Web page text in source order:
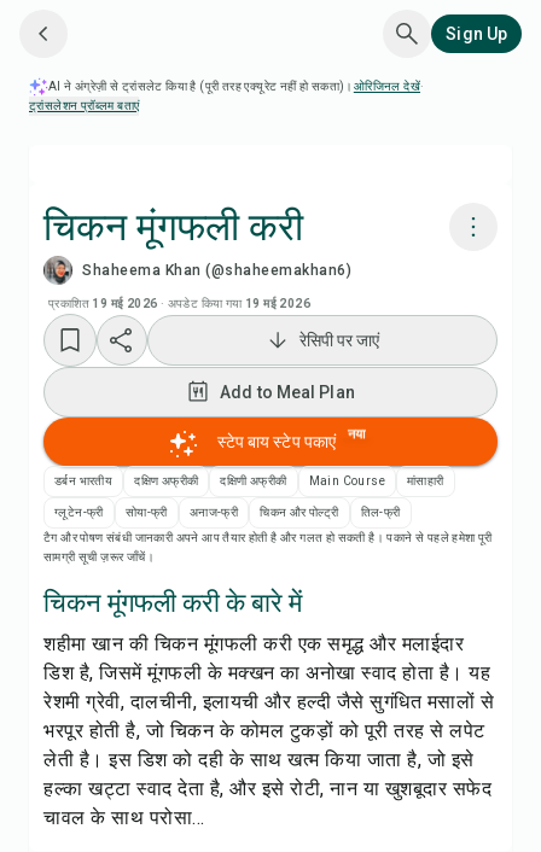
Sign Up
AI ने अंग्रेज़ी से ट्रांसलेट किया है (पूरी तरह एक्यूरेट नहीं हो सकता)। ओरिजिनल देखें·
ट्रांसलेशन प्रॉब्लम बताएं
चिकन मूंगफली करी
Shaheema Khan (@shaheemakhan6)
प्रकाशित 19 मई 2026 · अपडेट किया गया 19 मई 2026
Add to Meal Plan
Add to Shopping List
रेसिपी नोट्स
रेसिपी प्रिंट करें
सेव करें
शेयर करें
रिपोर्ट करें
रेसिपी पर जाएं
Add to Meal Plan
स्टेप बाय स्टेप पकाएं नया
डर्बन भारतीय दक्षिण अफ्रीकी दक्षिणी अफ्रीकी Main Course मांसाहारी
ग्लूटेन-फ्री सोया-फ्री अनाज-फ्री चिकन और पोल्ट्री
तिल-फ्री
टैग और पोषण संबंधी जानकारी अपने आप तैयार होती है और गलत हो सकती है। पकाने से पहले हमेशा पूरी
सामग्री सूची ज़रूर जाँचें।
चिकन मूंगफली करी के बारे में
शहीमा खान की चिकन मूंगफली करी एक समृद्ध और मलाईदार
डिश है, जिसमें मूंगफली के मक्खन का अनोखा स्वाद होता है। यह
रेशमी ग्रेवी, दालचीनी, इलायची और हल्दी जैसे सुगंधित मसालों से
भरपूर होती है, जो चिकन के कोमल टुकड़ों को पूरी तरह से लपेट
लेती है। इस डिश को दही के साथ खत्म किया जाता है, जो इसे
हल्का खट्टा स्वाद देता है, और इसे रोटी, नान या खुशबूदार सफेद
चावल के साथ परोसा...